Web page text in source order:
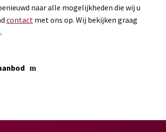
naar alle mogelijkheden die wij u
contact met ons op. Wij bekijken graag